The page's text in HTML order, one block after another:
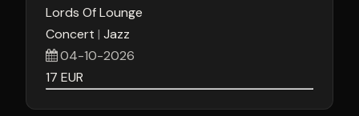
Lords Of Lounge
Concert Jazz
04-10-2026
17 EUR